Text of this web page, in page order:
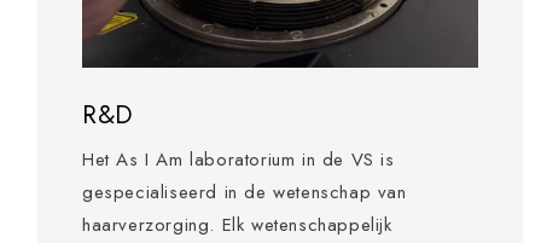
R&D
Het As I Am laboratorium in de VS is
gespecialiseerd in de wetenschap van
haarverzorging. Elk wetenschappelijk